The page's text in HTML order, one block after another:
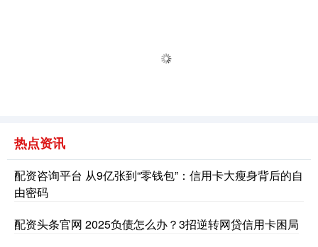
热点资讯
配资咨询平台 从9亿张到“零钱包”：信用卡大瘦身背后的自
由密码
配资头条官网 2025负债怎么办？3招逆转网贷信用卡困局